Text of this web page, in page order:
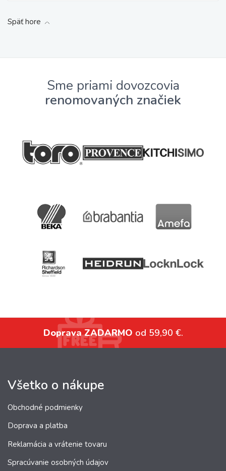
Späť hore
Sme priami dovozcovia
renomovaných značiek
Doprava ZADARMO od 59,90 €.
Všetko o nákupe
Obchodné podmienky
Doprava a platba
Reklamácia a vrátenie tovaru
Spracúvanie osobných údajov